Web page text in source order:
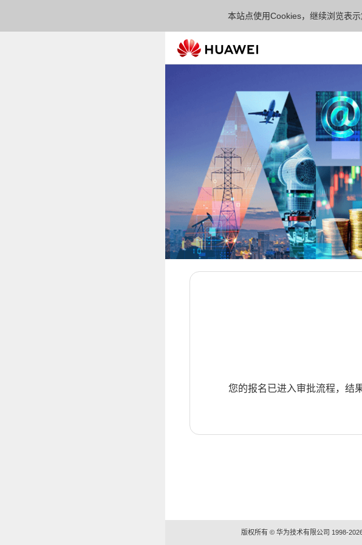
本站点使用Cookies，继续浏览表
您的报名已进入审批流程，结
版权所有 © 华为技术有限公司 1998-